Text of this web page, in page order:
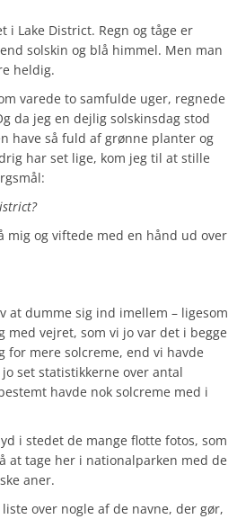
i Lake District. Regn og tåge er
solskin og blå himmel. Men man
heldig.
varede to samfulde uger, regnede
da jeg en dejlig solskinsdag stod
have så fuld af grønne planter og
har set lige, kom jeg til at stille
mig og viftede med en hånd ud over
at dumme sig ind imellem – ligesom
vejret, som vi jo var det i begge
for mere solcreme, end vi havde
set statistikkerne over antal
havde nok solcreme med i
i stedet de mange flotte fotos, som
at tage her i nationalparken med de
aner.
over nogle af de navne, der gør,